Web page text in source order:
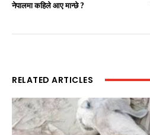
नेपालमा कहिले आए मान्छे ?
RELATED ARTICLES